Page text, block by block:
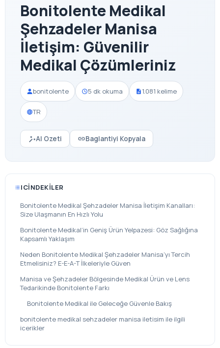
Bonitolente Medikal
Şehzadeler Manisa
İletişim: Güvenilir
Medikal Çözümleriniz
bonitolente 5 dk okuma 1.081 kelime
TR
AI Ozeti Baglantiyi Kopyala
ICINDEKILER
Bonitolente Medikal Şehzadeler Manisa İletişim Kanalları:
Size Ulaşmanın En Hızlı Yolu
Bonitolente Medikal’in Geniş Ürün Yelpazesi: Göz Sağlığına
Kapsamlı Yaklaşım
Neden Bonitolente Medikal Şehzadeler Manisa’yı Tercih
Etmelisiniz? E-E-A-T İlkeleriyle Güven
Manisa ve Şehzadeler Bölgesinde Medikal Ürün ve Lens
Tedarikinde Bonitolente Farkı
Bonitolente Medikal ile Geleceğe Güvenle Bakış
bonitolente medikal sehzadeler manisa iletisim ile ilgili
icerikler